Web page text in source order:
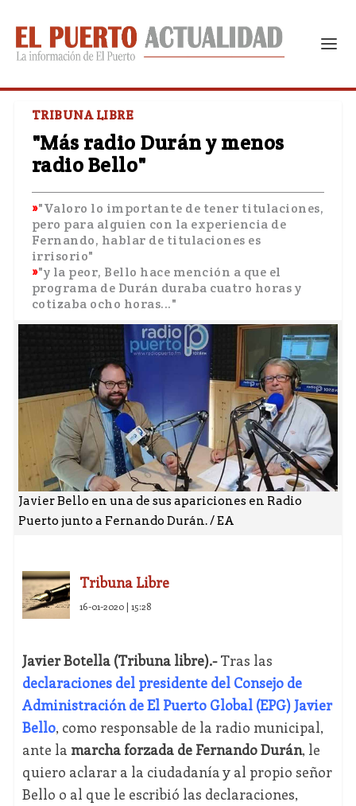
TRIBUNA LIBRE
"Más radio Durán y menos
radio Bello"
"Valoro lo importante de tener titulaciones,
pero para alguien con la experiencia de
Fernando, hablar de titulaciones es
irrisorio"
"y la peor, Bello hace mención a que el
programa de Durán duraba cuatro horas y
cotizaba ocho horas..."
Javier Bello en una de sus apariciones en Radio
Puerto junto a Fernando Durán. / EA
Tribuna Libre
16-01-2020 | 15:28
Javier Botella (Tribuna libre).-Tras las
declaraciones del presidente del Consejo de
Administración de El Puerto Global (EPG) Javier
Bello, como responsable de la radio municipal,
ante la marcha forzada de Fernando Durán, le
quiero aclarar a la ciudadanía y al propio señor
Bello o al que le escribió las declaraciones,